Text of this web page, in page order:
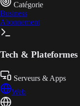
Catégorie
Business
Abonnement
Tech & Plateformes
Serveurs & Apps
Web